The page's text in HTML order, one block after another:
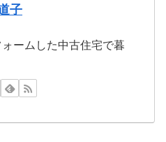
子
ームした中古住宅で暮